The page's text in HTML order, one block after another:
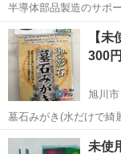
半導体部品製造のサポ
活躍中！座り作業！空
＆無料駐車場あり★作業着
お仕事 ◇半導体部品製
北海道 恵庭市 サ
【
300円
旭川市
墓石みがき(水だけで綺麗に磨
います
北海道 旭川市
未使